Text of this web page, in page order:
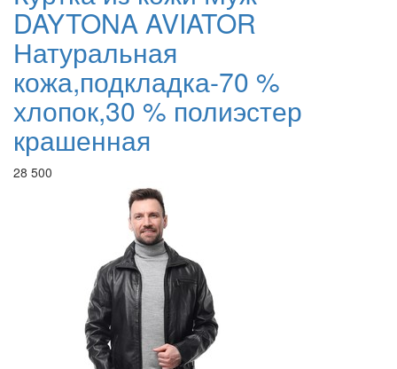
DAYTONA AVIATOR
Натуральная
кожа,подкладка-70 %
хлопок,30 % полиэстер
крашенная
28 500